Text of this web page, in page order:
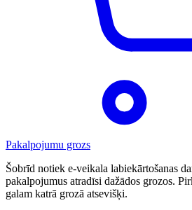
Pakalpojumu grozs
Šobrīd notiek e-veikala labiekārtošanas
pakalpojumus atradīsi dažādos grozos.
galam katrā grozā atsevišķi.